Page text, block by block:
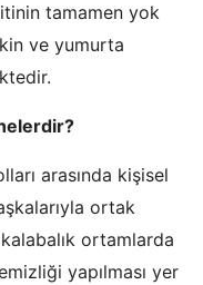
tamamen yok
ve yumurta
arasında kişisel
ortak
kalabalık ortamlarda
yapılması yer